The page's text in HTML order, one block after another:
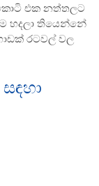
එක නත්තලට
හදලා තියෙන්නේ
රටවල් වල